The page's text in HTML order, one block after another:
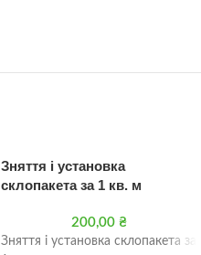
Зняття і установка
склопакета за 1 кв. м
200,00 ₴
Зняття і установка склопакета за